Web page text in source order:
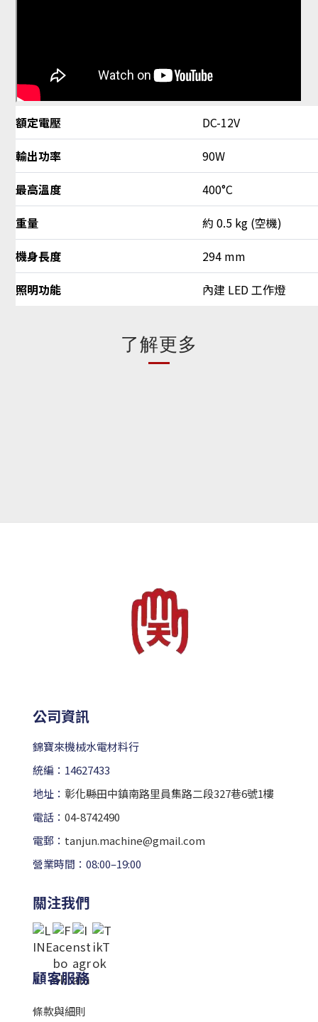
額定電壓
DC-12V
輸出功率
90W
最高溫度
400°C
重量
約 0.5 kg (空機)
機身長度
294 mm
照明功能
內建 LED 工作燈
了解更多
公司資訊
錦寶來機械水電材料行
統編：14627433
地址： 彰化縣田中鎮南路里員集路二段327巷6號1樓
電話： 04-8742490
電郵： tanjun.machine@gmail.com
營業時間：08:00–19:00
關注我們
顧客服務
條款與細則